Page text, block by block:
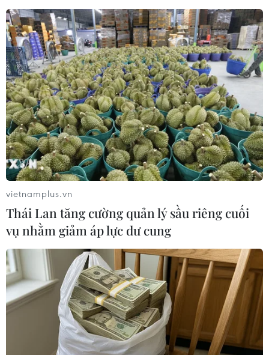
Theo dõi VietnamPlus
TIN LIÊN QUAN
Anh nghiên cứu về tác động “Long
COVID-19” với trẻ vị thành niên
01/09/2021 15:19
vietnamplus.vn
Thái Lan tăng cường quản lý sầu riêng cuối
vụ nhằm giảm áp lực dư cung